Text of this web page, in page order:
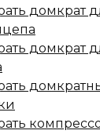
домкрат
домкрат